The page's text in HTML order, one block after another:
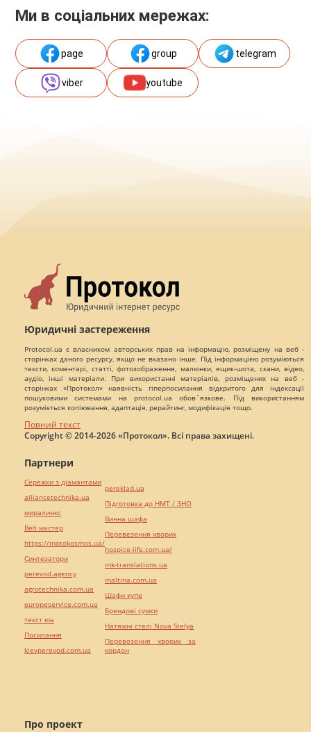
Ми в соціальних мережах:
page group telegram
viber youtube
Юридичні застереження
Protocol.ua є власником авторських прав на інформацію, розміщену на веб -
сторінках даного ресурсу, якщо не вказано інше. Під інформацією розуміються
тексти, коментарі, статті, фотозображення, малюнки, ящик-шота, скани, відео,
аудіо, інші матеріали. При використанні матеріалів, розміщених на веб -
сторінках «Протокол» наявність гіперпосилання відкритого для індексації
пошуковими системами на protocol.ua обов`язкове. Під використанням
розуміється копіювання, адаптація, рерайтинг, модифікація тощо.
Повний текст
Copyright © 2014-2026 «Протокол». Всі права захищені.
Про проект
Партнери
Сережки з діамантами
alliancetechnika.ua
миралинкс
Веб мастер
https://motokosmos.ua/
Синтезатори
perevod.agency
agrotechnika.com.ua
europeservice.com.ua
текст юа
Посилання
kievperevod.com.ua
pereklad.ua
Підготовка до НМТ / ЗНО
Винна шафа
Перевезення хворих
hospice-life.com.ua/
mk-translations.ua
maltina.com.ua
Шафи купе
Брендові сумки
Натяжні стелі Nova Stelya
Перевезення хворих за
кордон